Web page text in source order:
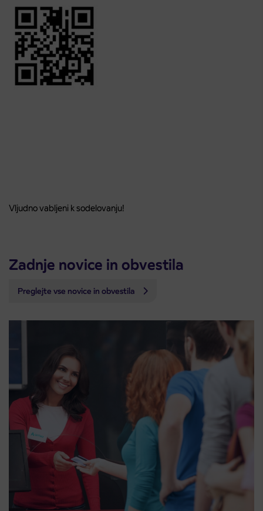
Vljudno vabljeni k sodelovanju!
Zadnje novice in obvestila
Preglejte vse novice in obvestila